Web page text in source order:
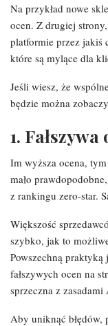
Na przykład nowe
ocen. Z drugiej
platformie przez jakiś
które są mylące dla
Jeśli wiesz, że
będzie można
1. Fałszywa
Im wyższa ocena,
mało
z rankingu zero-star.
Większość
szybko, jak to
Powszechną
fałszywych ocen na
sprzeczna z
Aby uniknąć błędów,